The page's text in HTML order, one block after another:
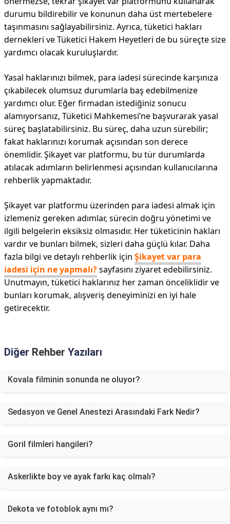
durumu bildirebilir ve konunun daha üst mertebelere
taşınmasını sağlayabilirsiniz. Ayrıca, tüketici hakları
dernekleri ve Tüketici Hakem Heyetleri de bu süreçte size
yardımcı olacak kuruluşlardır.
Yasal haklarınızı bilmek, para iadesi sürecinde karşınıza
çıkabilecek olumsuz durumlarla baş edebilmenize
yardımcı olur. Eğer firmadan istediğiniz sonucu
alamıyorsanız, Tüketici Mahkemesi’ne başvurarak yasal
süreç başlatabilirsiniz. Bu süreç, daha uzun sürebilir;
fakat haklarınızı korumak açısından son derece
önemlidir. Şikayet var platformu, bu tür durumlarda
atılacak adımların belirlenmesi açısından kullanıcılarına
rehberlik yapmaktadır.
Şikayet var platformu üzerinden para iadesi almak için
izlemeniz gereken adımlar, sürecin doğru yönetimi ve
ilgili belgelerin eksiksiz olmasıdır. Her tüketicinin hakları
vardır ve bunları bilmek, sizleri daha güçlü kılar. Daha
fazla bilgi ve detaylı rehberlik için Şikayet var para
iadesi için ne yapmalı?sayfasını ziyaret edebilirsiniz.
Unutmayın, tüketici haklarınız her zaman önceliklidir ve
bunları korumak, alışveriş deneyiminizi en iyi hale
getirecektir.
Diğer Rehber Yazıları
Kovala filminin sonunda ne oluyor?
Sedasyon ve Genel Anestezi Arasındaki Fark Nedir?
Goril filmleri hangileri?
Askerlikte boy ve ayak farkı kaç olmalı?
Dekota ve fotoblok aynı mı?